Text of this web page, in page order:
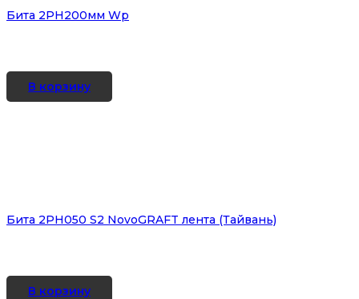
Бита 2PH200мм Wр
В корзину
Бита 2PH050 S2 NovoGRAFT лента (Тайвань)
В корзину